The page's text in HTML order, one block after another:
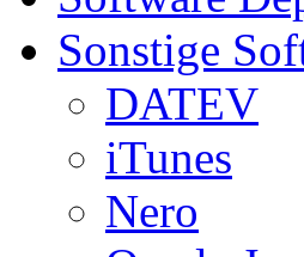
Sonstige
DATEV
iTunes
Nero